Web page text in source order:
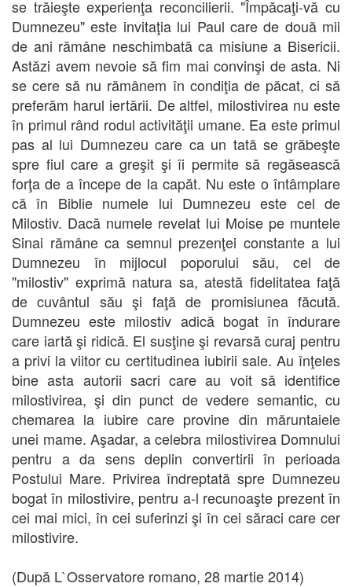
se trăieşte experienţa reconcilierii. "Împăcaţi-vă cu
Dumnezeu" este invitaţia lui Paul care de două mii
de ani rămâne neschimbată ca misiune a Bisericii.
Astăzi avem nevoie să fim mai convinşi de asta. Ni
se cere să nu rămânem în condiţia de păcat, ci să
preferăm harul iertării. De altfel, milostivirea nu este
în primul rând rodul activităţii umane. Ea este primul
pas al lui Dumnezeu care ca un tată se grăbeşte
spre fiul care a greşit şi îi permite să regăsească
forţa de a începe de la capăt. Nu este o întâmplare
că în Biblie numele lui Dumnezeu este cel de
Milostiv. Dacă numele revelat lui Moise pe muntele
Sinai rămâne ca semnul prezenţei constante a lui
Dumnezeu în mijlocul poporului său, cel de
"milostiv" exprimă natura sa, atestă fidelitatea faţă
de cuvântul său şi faţă de promisiunea făcută.
Dumnezeu este milostiv adică bogat în îndurare
care iartă şi ridică. El susţine şi revarsă curaj pentru
a privi la viitor cu certitudinea iubirii sale. Au înţeles
bine asta autorii sacri care au voit să identifice
milostivirea, şi din punct de vedere semantic, cu
chemarea la iubire care provine din măruntaiele
unei mame. Aşadar, a celebra milostivirea Domnului
pentru a da sens deplin convertirii în perioada
Postului Mare. Privirea îndreptată spre Dumnezeu
bogat în milostivire, pentru a-l recunoaşte prezent în
cei mai mici, în cei suferinzi şi în cei săraci care cer
milostivire.
(După L`Osservatore romano, 28 martie 2014)